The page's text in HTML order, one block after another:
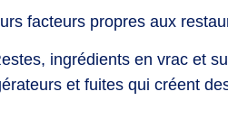
facteurs propres aux
ingrédients en vrac et
et fuites qui créent